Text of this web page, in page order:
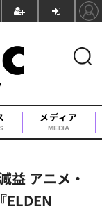
メディア
MEDIA
益 アニメ・
ELDEN